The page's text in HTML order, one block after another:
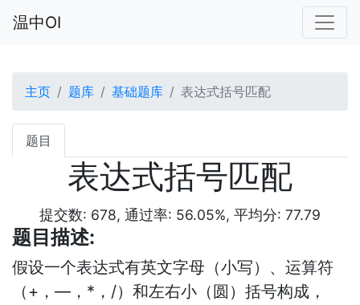
温中OI
主页 题库 基础题库 表达式括号匹配
题目
表达式括号匹配
提交数: 678, 通过率: 56.05%, 平均分: 77.79
题目描述:
假设一个表达式有英文字母（小写）、运算符
（+ ，—， * ， /）和左右小（圆）括号构成，